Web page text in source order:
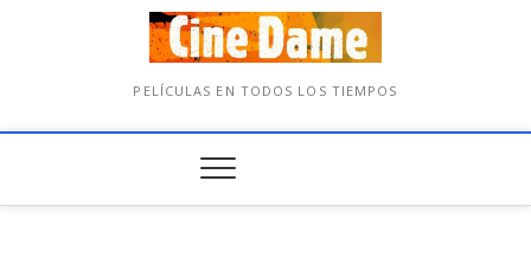
PELÍCULAS EN TODOS LOS TIEMPOS